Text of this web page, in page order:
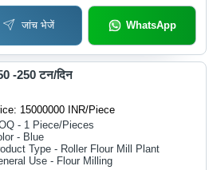
जांच भेजें WhatsApp
50 -250 टन/दिन
15000000 INR/Piece
- 1 Piece/Pieces
- Blue
Type - Roller Flour Mill Plant
Use - Flour Milling